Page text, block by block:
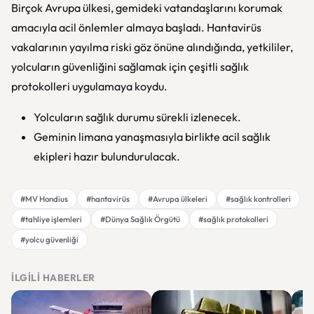
Birçok Avrupa ülkesi, gemideki vatandaşlarını korumak
amacıyla acil önlemler almaya başladı. Hantavirüs
vakalarının yayılma riski göz önüne alındığında, yetkililer,
yolcuların güvenliğini sağlamak için çeşitli sağlık
protokolleri uygulamaya koydu.
Yolcuların sağlık durumu sürekli izlenecek.
Geminin limana yanaşmasıyla birlikte acil sağlık
ekipleri hazır bulundurulacak.
#MV Hondius #hantavirüs #Avrupa ülkeleri
#sağlık kontrolleri
#tahliye işlemleri
#Dünya Sağlık Örgütü
#sağlık protokolleri
#yolcu güvenliği
İLGILI HABERLER